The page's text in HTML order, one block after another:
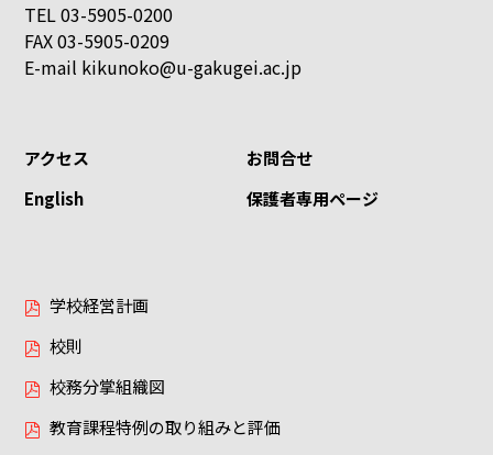
TEL 03-5905-0200
FAX 03-5905-0209
E-mail kikunoko@u-gakugei.ac.jp
アクセス
お問合せ
English
保護者専用ページ
学校経営計画
校則
校務分掌組織図
教育課程特例の取り組みと評価